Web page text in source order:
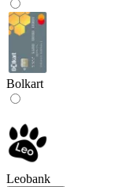
Bolkart
Leobank